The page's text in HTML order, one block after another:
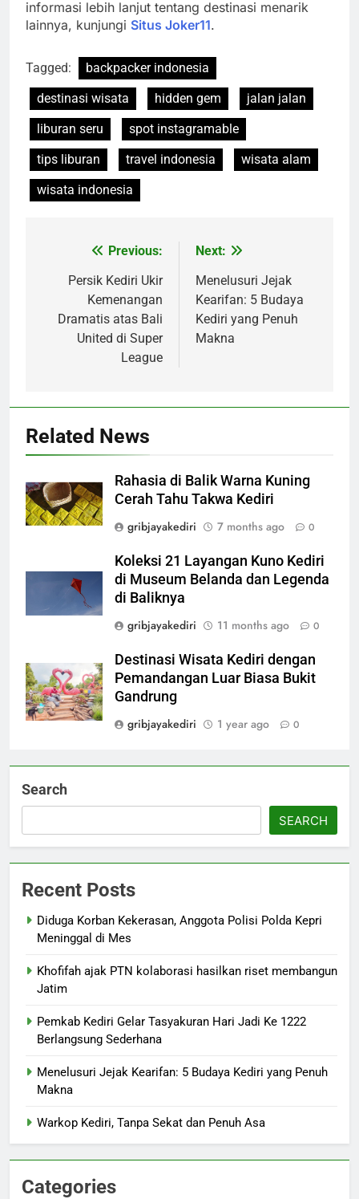
informasi lebih lanjut tentang destinasi menarik
lainnya, kunjungi Situs Joker11.
Tagged:
backpacker indonesia
destinasi wisata
hidden gem
jalan jalan
liburan seru
spot instagramable
tips liburan
travel indonesia
wisata alam
wisata indonesia
navigation
Previous:
Persik Kediri Ukir
Kemenangan
Dramatis atas Bali
United di Super
League
Next:
Menelusuri Jejak
Kearifan: 5 Budaya
Kediri yang Penuh
Makna
Related News
Rahasia di Balik Warna Kuning
Cerah Tahu Takwa Kediri
gribjayakediri
7 months ago 0
Koleksi 21 Layangan Kuno Kediri
di Museum Belanda dan Legenda
di Baliknya
gribjayakediri
11 months ago 0
Destinasi Wisata Kediri dengan
Pemandangan Luar Biasa Bukit
Gandrung
gribjayakediri
1 year ago 0
Search
SEARCH
Recent Posts
Diduga Korban Kekerasan, Anggota Polisi Polda Kepri
Meninggal di Mes
Khofifah ajak PTN kolaborasi hasilkan riset membangun
Jatim
Pemkab Kediri Gelar Tasyakuran Hari Jadi Ke 1222
Berlangsung Sederhana
Menelusuri Jejak Kearifan: 5 Budaya Kediri yang Penuh
Makna
Warkop Kediri, Tanpa Sekat dan Penuh Asa
Categories